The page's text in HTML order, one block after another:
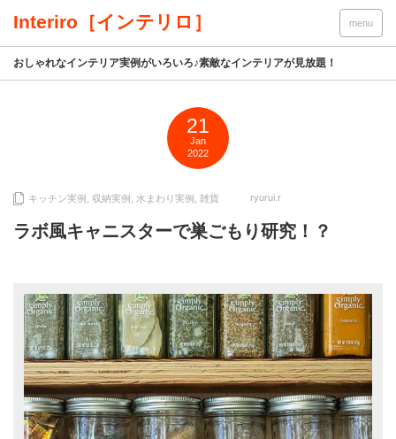
Interiro［インテリロ］ menu
おしゃれなインテリア実例がいろいろ♪素敵なインテリアが見放題！
21
Jan
2022
キッチン実例 収納実例 水まわり実例 雑貨 ryurui.r
ラボ風キャニスターで巣ごもり研究！？